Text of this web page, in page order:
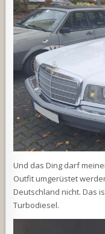
Und das Ding darf
Outfit umgerüstet
Deutschland nicht. Das
Turbodiesel.